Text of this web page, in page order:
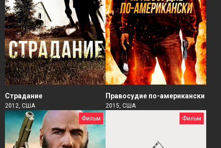
Страдание
2012, США
Правосудие по-американски
2015, США
Фильм
Фильм